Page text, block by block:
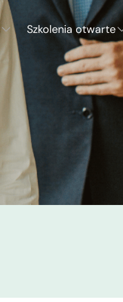
Szkolenia otwarte